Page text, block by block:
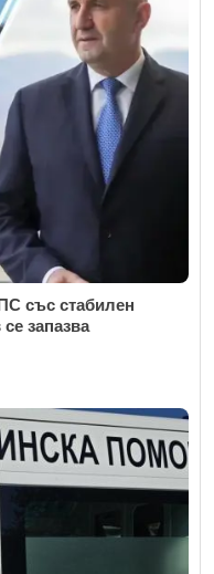
със стабилен
запазва